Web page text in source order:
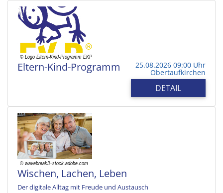
Eltern-Kind-Programm 25.08.2026 09:00 Uhr
Obertaufkirchen
DETAIL
Wischen, Lachen, Leben
Der digitale Alltag mit Freude und Austausch